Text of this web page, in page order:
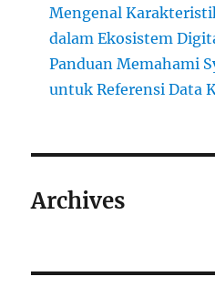
Mengenal
dalam Ekosistem
Panduan Memahami
untuk Referensi Data
Archives